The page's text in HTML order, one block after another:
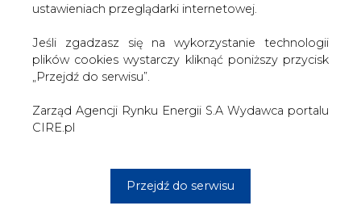
ustawieniach przeglądarki internetowej.
Jeśli zgadzasz się na wykorzystanie technologii
plików cookies wystarczy kliknąć poniższy przycisk
„Przejdź do serwisu”.
Zarząd Agencji Rynku Energii S.A Wydawca portalu
CIRE.pl
Przejdź do serwisu
Zarząd MTK już przygotowuje się do kolejnego bloku
Aparatury Medycznej Expomedica oraz III Forum
Farmacja-Medycyna, które odbędą się w dniach 6-7
czerwca na terenach wystawowych MTK w Katowicach.
#Energetyka #kraj
szkoleń treningowych LLM.